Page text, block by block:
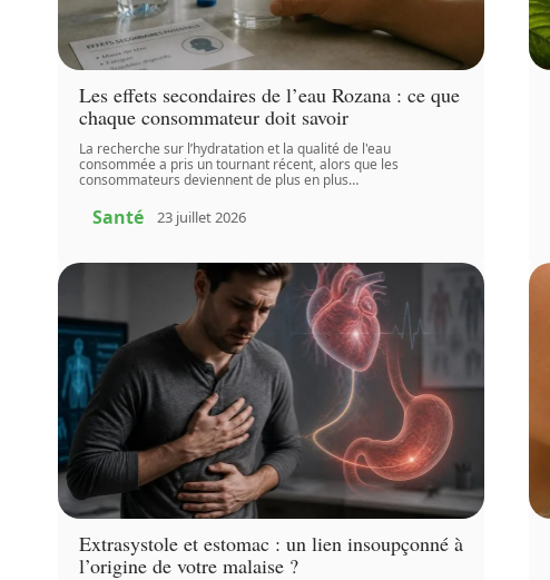
Les effets secondaires de l’eau Rozana : ce que
chaque consommateur doit savoir
La recherche sur l’hydratation et la qualité de l'eau
consommée a pris un tournant récent, alors que les
consommateurs deviennent de plus en plus…
Santé 23 juillet 2026
Extrasystole et estomac : un lien insoupçonné à
l’origine de votre malaise ?